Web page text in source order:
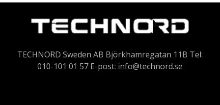
TECHNORD Sweden AB Björkhamregatan 11B Tel:
010-101 01 57 E-post: info@technord.se